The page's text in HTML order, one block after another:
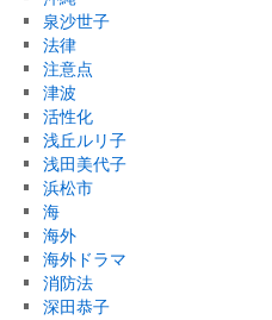
泉沙世子
法律
注意点
津波
活性化
浅丘ルリ子
浅田美代子
浜松市
海
海外
海外ドラマ
消防法
深田恭子